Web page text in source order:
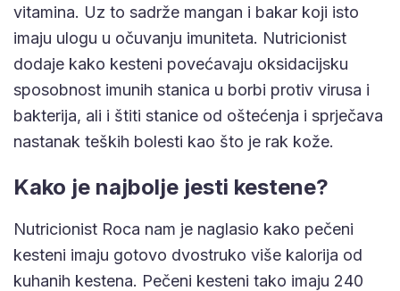
vitamina. Uz to sadrže mangan i bakar koji isto
imaju ulogu u očuvanju imuniteta. Nutricionist
dodaje kako kesteni povećavaju oksidacijsku
sposobnost imunih stanica u borbi protiv virusa i
bakterija, ali i štiti stanice od oštećenja i sprječava
nastanak teških bolesti kao što je rak kože.
Kako je najbolje jesti kestene?
Nutricionist Roca nam je naglasio kako pečeni
kesteni imaju gotovo dvostruko više kalorija od
kuhanih kestena. Pečeni kesteni tako imaju 240